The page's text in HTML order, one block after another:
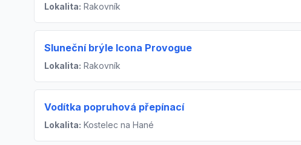
Lokalita: Rakovník
Sluneční brýle Icona Provogue
Lokalita: Rakovník
Vodítka popruhová přepínací
Lokalita: Kostelec na Hané